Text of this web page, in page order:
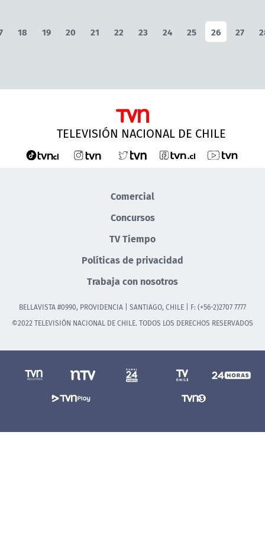
18 19 20 21 22 23 24 25 26 27
TELEVISIÓN NACIONAL DE CHILE
Comercial
Concursos
TV Tiempo
Políticas de privacidad
Trabaja con nosotros
BELLAVISTA #0990, PROVIDENCIA | SANTIAGO, CHILE | F: (+56-2)2707 7777
©2022 TELEVISIÓN NACIONAL DE CHILE. TODOS LOS DERECHOS RESERVADOS